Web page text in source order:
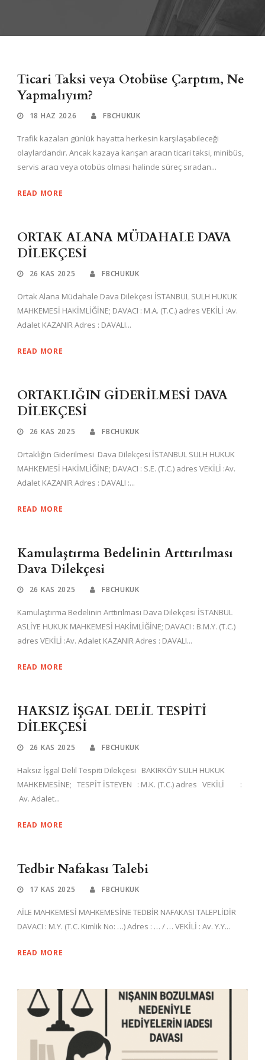
Ticari Taksi veya Otobüse Çarptım, Ne
Yapmalıyım?
18 HAZ 2026 FBCHUKUK
Trafik kazaları günlük hayatta herkesin karşılaşabileceği
olaylardandır. Ancak kazaya karışan aracın ticari taksi, minibüs,
servis aracı veya otobüs olması halinde süreç sıradan...
READ MORE
ORTAK ALANA MÜDAHALE DAVA
DİLEKÇESİ
26 KAS 2025 FBCHUKUK
Ortak Alana Müdahale Dava Dilekçesi İSTANBUL SULH HUKUK
MAHKEMESİ HAKİMLİĞİNE; DAVACI : M.A. (T.C.) adres VEKİLİ :Av.
Adalet KAZANIR Adres : DAVALI...
READ MORE
ORTAKLIĞIN GİDERİLMESİ DAVA
DİLEKÇESİ
26 KAS 2025 FBCHUKUK
Ortaklığın Giderilmesi Dava Dilekçesi İSTANBUL SULH HUKUK
MAHKEMESİ HAKİMLİĞİNE; DAVACI : S.E. (T.C.) adres VEKİLİ :Av.
Adalet KAZANIR Adres : DAVALI :...
READ MORE
Kamulaştırma Bedelinin Arttırılması
Dava Dilekçesi
26 KAS 2025 FBCHUKUK
Kamulaştırma Bedelinin Arttırılması Dava Dilekçesi İSTANBUL
ASLİYE HUKUK MAHKEMESİ HAKİMLİĞİNE; DAVACI : B.M.Y. (T.C.)
adres VEKİLİ :Av. Adalet KAZANIR Adres : DAVALI...
READ MORE
HAKSIZ İŞGAL DELİL TESPİTİ
DİLEKÇESİ
26 KAS 2025 FBCHUKUK
Haksız İşgal Delil Tespiti Dilekçesi BAKIRKÖY SULH HUKUK
MAHKEMESİNE; TESPİT İSTEYEN : M.K. (T.C.) adres VEKİLİ :
Av. Adalet...
READ MORE
Tedbir Nafakası Talebi
17 KAS 2025 FBCHUKUK
AİLE MAHKEMESİ MAHKEMESİNE TEDBİR NAFAKASI TALEPLİDİR
DAVACI : M.Y. (T.C. Kimlik No: …) Adres : … / … VEKİLİ : Av. Y.Y...
READ MORE